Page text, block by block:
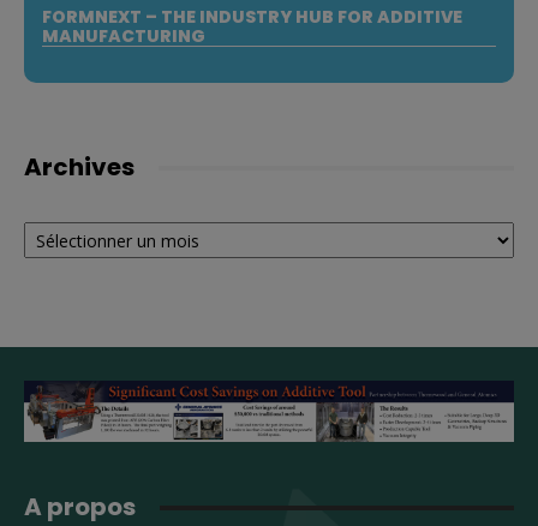
FORMNEXT – THE INDUSTRY HUB FOR ADDITIVE
MANUFACTURING
Archives
Archives
A propos